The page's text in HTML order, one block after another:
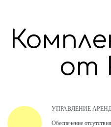
от
УПРАВЛЕНИЕ
Обеспечение